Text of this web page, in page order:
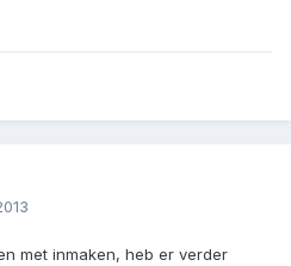
met inmaken, heb er verder